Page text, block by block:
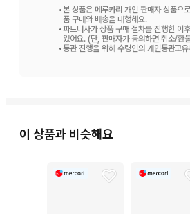
•본 상품은 메루카리 개인 판매자 상품으
품 구매와 배송을 대행해요.
•파트너사가 상품 구매 절차를 진행한 이
있어요. (단, 판매자가 동의하면 취소/환
•통관 진행을 위해 수령인의 개인통관고
이 상품과 비슷해요